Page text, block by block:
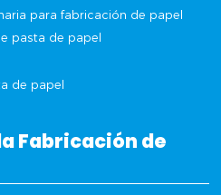
para fabricación de papel
pasta de papel
de papel
Fabricación de